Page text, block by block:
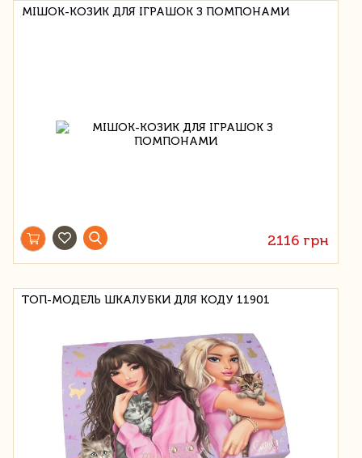
МІШОК-КОЗИК ДЛЯ ІГРАШОК З ПОМПОНАМИ
2116 грн
ТОП-МОДЕЛЬ ШКАЛУБКИ ДЛЯ КОДУ 11901